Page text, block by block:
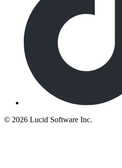
© 2026 Lucid Software Inc.